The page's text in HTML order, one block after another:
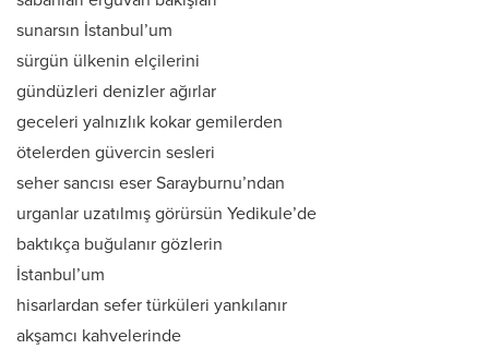
sunarsın İstanbul’um
sürgün ülkenin elçilerini
gündüzleri denizler ağırlar
geceleri yalnızlık kokar gemilerden
ötelerden güvercin sesleri
seher sancısı eser Sarayburnu’ndan
urganlar uzatılmış görürsün Yedikule’de
baktıkça buğulanır gözlerin
İstanbul’um
hisarlardan sefer türküleri yankılanır
akşamcı kahvelerinde